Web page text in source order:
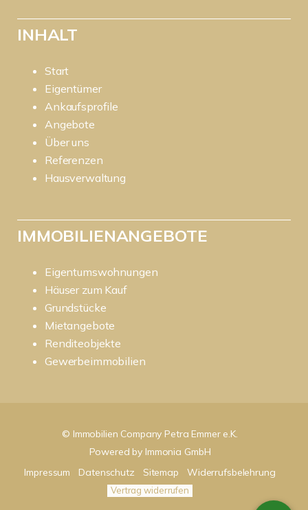
INHALT
Start
Eigentümer
Ankaufsprofile
Angebote
Über uns
Referenzen
Hausverwaltung
IMMOBILIENANGEBOTE
Eigentumswohnungen
Häuser zum Kauf
Grundstücke
Mietangebote
Renditeobjekte
Gewerbeimmobilien
© Immobilien Company Petra Emmer e.K.
Powered by Immonia GmbH
Impressum
Datenschutz Sitemap Widerrufsbelehrung
Vertrag widerrufen